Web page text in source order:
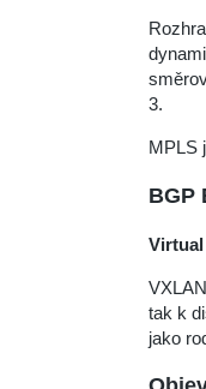
3.
MPLS
BGP
Virtual
tak k
jako